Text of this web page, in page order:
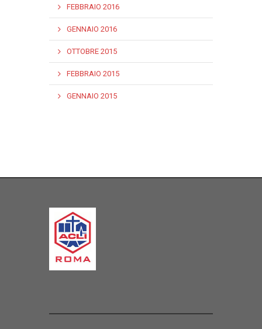
FEBBRAIO 2016
GENNAIO 2016
OTTOBRE 2015
FEBBRAIO 2015
GENNAIO 2015